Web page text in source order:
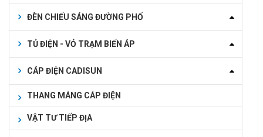
ĐÈN CHIẾU SÁNG ĐƯỜNG PHỐ
TỦ ĐIỆN - VỎ TRẠM BIẾN ÁP
CÁP ĐIỆN CADISUN
THANG MÁNG CÁP ĐIỆN
VẬT TƯ TIẾP ĐỊA